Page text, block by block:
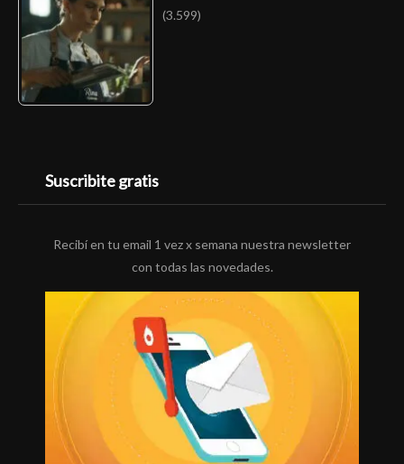
(3.599)
Suscribite gratis
Recibí en tu email 1 vez x semana nuestra newsletter
con todas las novedades.